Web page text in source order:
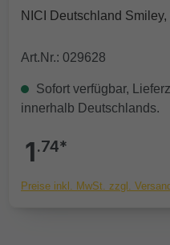
Durchschnittliche
NICI Deutschland
Art.Nr.: 029628
Sofort verfügbar,
innerhalb Deutschlands.
1.74*
Preise inkl. MwSt. zzgl.